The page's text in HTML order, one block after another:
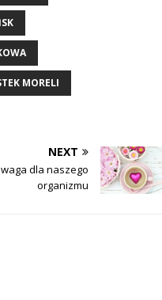
MORELI
NEXT
waga dla naszego
organizmu